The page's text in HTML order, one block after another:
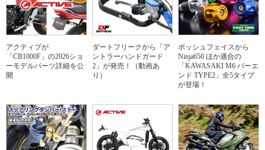
アクティブが
「CB1000F」の2026ショ
ーモデルパーツ詳細を公
開
ダートフリークから「ア
ントラーハンドガード
2」が発売！（動画あ
り）
ポッシュフェイスから
Ninja650 ほか適合の
「KAWASAKI M6 バーエ
ンド TYPE2」全5タイプ
が登場！